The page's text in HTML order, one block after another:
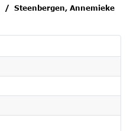
Steenbergen, Annemieke